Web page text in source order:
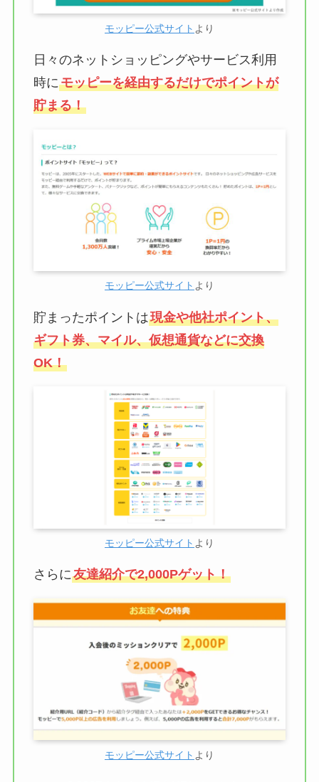
モッピー公式サイト より
日々のネットショッピングやサービス利用
時にモッピーを経由するだけでポイントが
貯まる！
モッピー公式サイト より
貯まったポイントは現金や他社ポイント、
ギフト券、マイル、仮想通貨などに交換
OK！
モッピー公式サイト より
さらに友達紹介で2,000Pゲット！
モッピー公式サイト より